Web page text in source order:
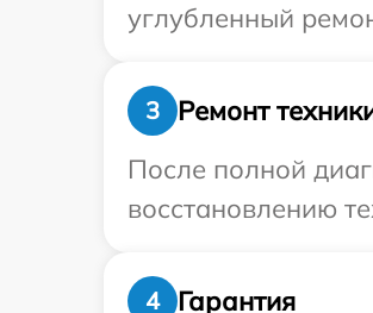
углубленный
3
Ремонт
После полной
восстановлению
4
Гарантия